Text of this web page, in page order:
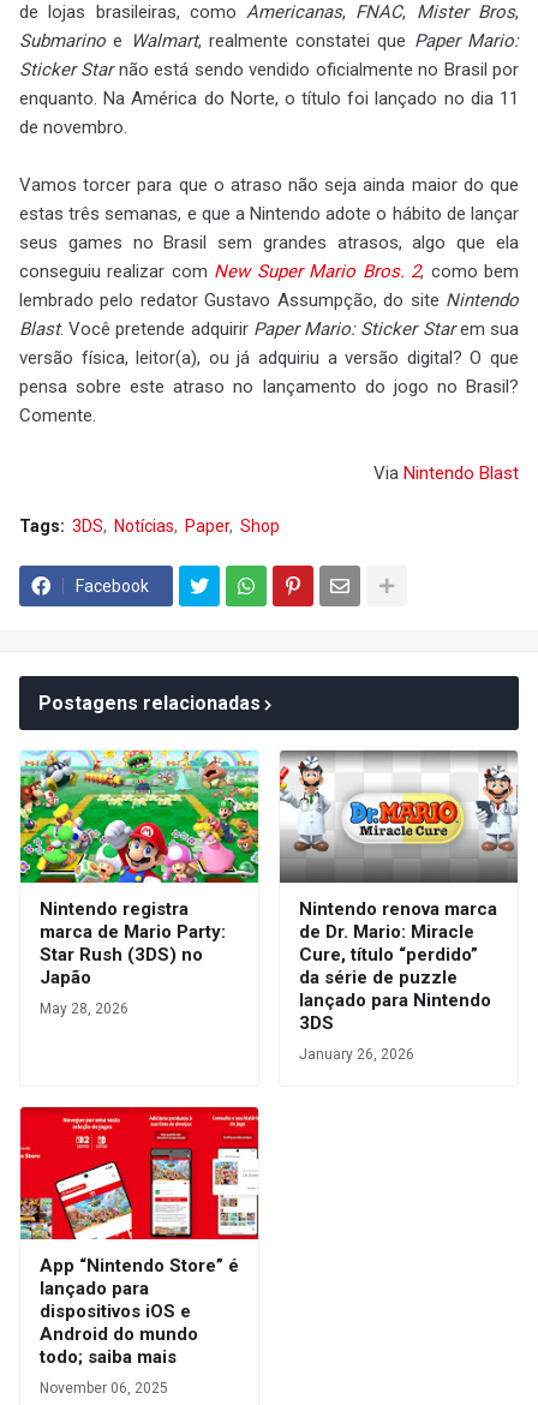
de lojas brasileiras, comoAmericanas, FNAC, Mister Bros,
Submarino e Walmart, realmente constatei que Paper Mario:
Sticker Starnão está sendo vendido oficialmente no Brasil por
enquanto. Na América do Norte, o título foi lançado no dia 11
de novembro.
Vamos torcer para que o atraso não seja ainda maior do que
estas três semanas, e que a Nintendo adote o hábito de lançar
seus games no Brasil sem grandes atrasos, algo que ela
conseguiu realizar com New Super Mario Bros. 2, como bem
lembrado pelo redator Gustavo Assumpção, do site Nintendo
Blast. Você pretende adquirir Paper Mario: Sticker Starem sua
versão física, leitor(a), ou já adquiriu a versão digital? O que
pensa sobre este atraso no lançamento do jogo no Brasil?
Comente.
Via Nintendo Blast
Tags: 3DS Notícias Paper Shop
Facebook
Postagens relacionadas
Nintendo registra
marca de Mario Party:
Star Rush (3DS) no
Japão
May 28, 2026
Nintendo renova marca
de Dr. Mario: Miracle
Cure, título “perdido”
da série de puzzle
lançado para Nintendo
3DS
January 26, 2026
App “Nintendo Store” é
lançado para
dispositivos iOS e
Android do mundo
todo; saiba mais
November 06, 2025